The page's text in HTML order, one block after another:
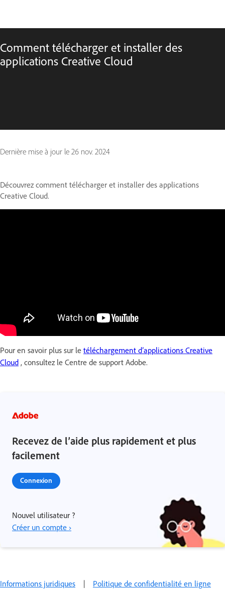
Comment télécharger et installer des
applications Creative Cloud
Dernière mise à jour le 26 nov. 2024
Découvrez comment télécharger et installer des applications
Creative Cloud.
Pour en savoir plus sur le téléchargement d’applications Creative
Cloud , consultez le Centre de support Adobe.
Recevez de l’aide plus rapidement et plus
facilement
Connexion
Nouvel utilisateur ?
Créer un compte ›
Informations juridiques | Politique de confidentialité en ligne